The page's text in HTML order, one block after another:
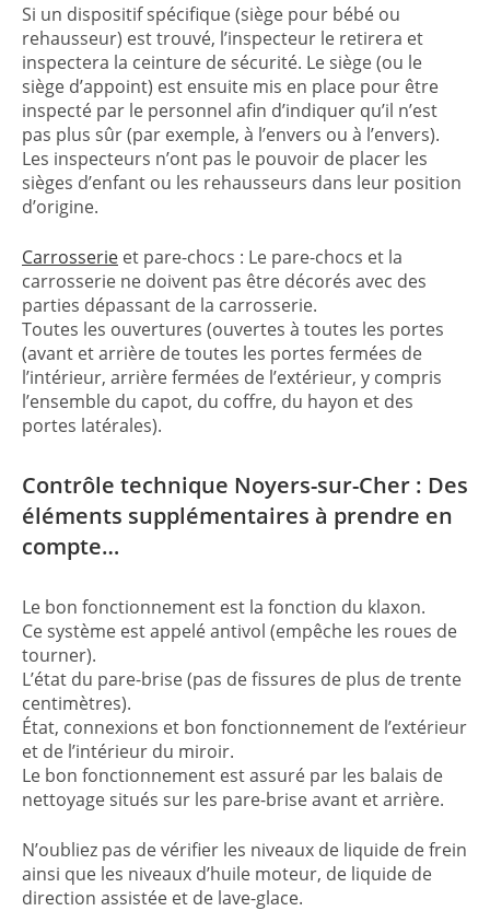
Si un dispositif spécifique (siège pour bébé ou
rehausseur) est trouvé, l’inspecteur le retirera et
inspectera la ceinture de sécurité. Le siège (ou le
siège d’appoint) est ensuite mis en place pour être
inspecté par le personnel afin d’indiquer qu’il n’est
pas plus sûr (par exemple, à l’envers ou à l’envers).
Les inspecteurs n’ont pas le pouvoir de placer les
sièges d’enfant ou les rehausseurs dans leur position
d’origine.
Carrosserie et pare-chocs : Le pare-chocs et la
carrosserie ne doivent pas être décorés avec des
parties dépassant de la carrosserie.
Toutes les ouvertures (ouvertes à toutes les portes
(avant et arrière de toutes les portes fermées de
l’intérieur, arrière fermées de l’extérieur, y compris
l’ensemble du capot, du coffre, du hayon et des
portes latérales).
Contrôle technique Noyers-sur-Cher : Des
éléments supplémentaires à prendre en
compte…
Le bon fonctionnement est la fonction du klaxon.
Ce système est appelé antivol (empêche les roues de
tourner).
L’état du pare-brise (pas de fissures de plus de trente
centimètres).
État, connexions et bon fonctionnement de l’extérieur
et de l’intérieur du miroir.
Le bon fonctionnement est assuré par les balais de
nettoyage situés sur les pare-brise avant et arrière.
N’oubliez pas de vérifier les niveaux de liquide de frein
ainsi que les niveaux d’huile moteur, de liquide de
direction assistée et de lave-glace.